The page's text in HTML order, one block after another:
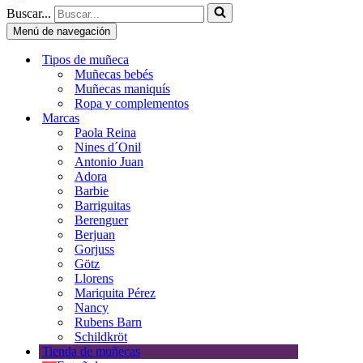
Buscar...
Menú de navegación
Tipos de muñeca
Muñecas bebés
Muñecas maniquís
Ropa y complementos
Marcas
Paola Reina
Nines d´Onil
Antonio Juan
Adora
Barbie
Barriguitas
Berenguer
Berjuan
Gorjuss
Götz
Llorens
Mariquita Pérez
Nancy
Rubens Barn
Schildkröt
Tienda de muñecas